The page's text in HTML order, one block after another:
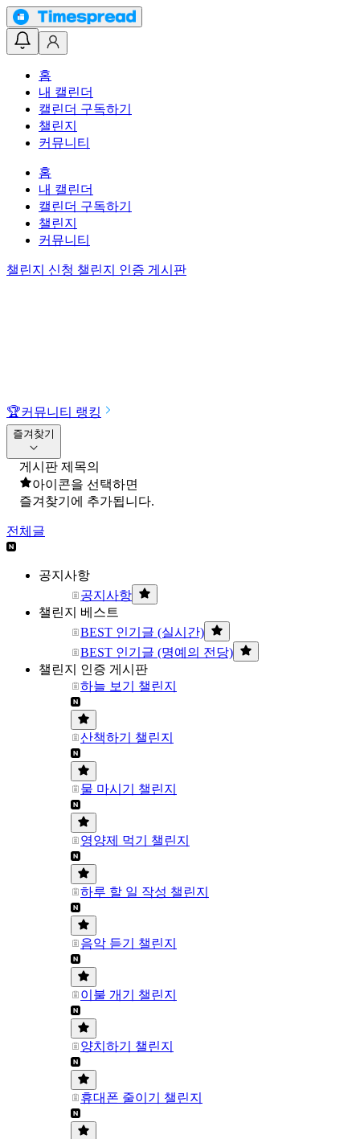
홈
내 캘린더
캘린더 구독하기
챌린지
커뮤니티
홈
내 캘린더
캘린더 구독하기
챌린지
커뮤니티
챌린지 신청 챌린지 인증 게시판
🏆커뮤니티 랭킹
즐겨찾기
게시판 제목의
아이콘을 선택하면
즐겨찾기에 추가됩니다.
전체글
공지사항
공지사항
챌린지 베스트
BEST 인기글 (실시간)
BEST 인기글 (명예의 전당)
챌린지 인증 게시판
하늘 보기 챌린지
산책하기 챌린지
물 마시기 챌린지
영양제 먹기 챌린지
하루 할 일 작성 챌린지
음악 듣기 챌린지
이불 개기 챌린지
양치하기 챌린지
휴대폰 줄이기 챌린지